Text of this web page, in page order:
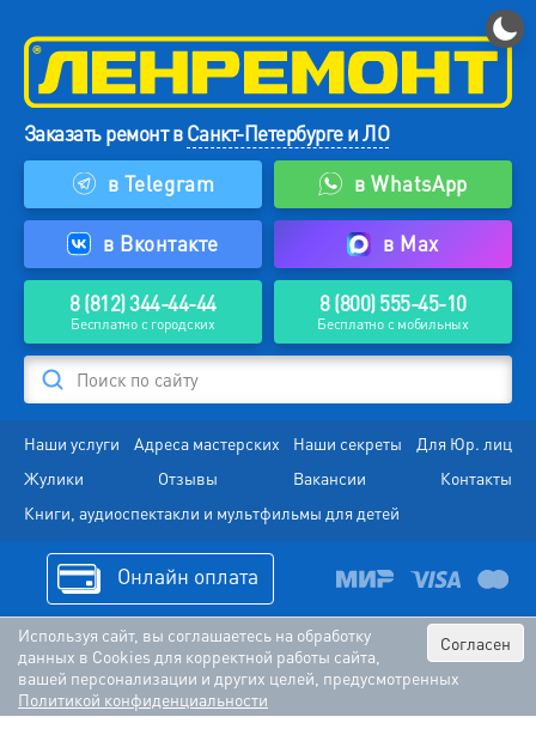
Заказать ремонт вСанкт-Петербурге и ЛО
в Telegram
в WhatsApp
в Вконтакте в Max
8 (812) 344-44-44
Бесплатно с городских
8 (800) 555-45-10
Бесплатно с мобильных
Поиск по сайту
Наши услуги Адреса мастерских Наши секреты
Для Юр. лиц
Жулики
Отзывы Вакансии
Контакты
Книги, аудиоспектакли и мультфильмы для детей
Онлайн оплата
Согласен
Используя сайт, вы соглашаетесь на обработку
данных в Cookies для корректной работы сайта,
вашей персонализации и других целей, предусмотренных
Политикой конфиденциальности